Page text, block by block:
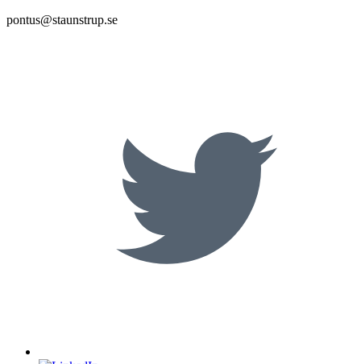
pontus@staunstrup.se